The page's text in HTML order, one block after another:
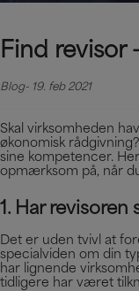
Find revisor
Blog 19. feb 2021
Skal virksomheden
økonomisk
sine kompetencer.
opmærksom på, når
1. Har revisoren
Det er uden tvivl at
specialviden om din
har lignende
tidligere har været